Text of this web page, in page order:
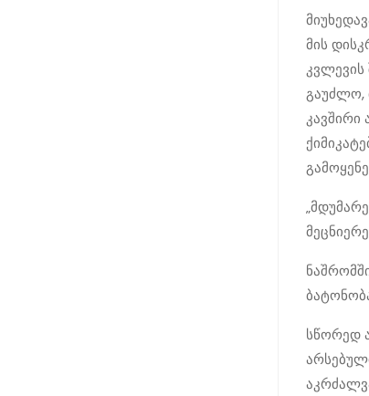
მის
გაუძლო,
კავშირი
სწორედ